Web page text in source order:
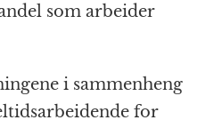
som arbeider
i sammenheng
for